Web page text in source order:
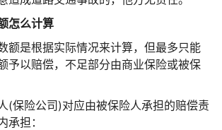
怎么计算
额是根据实际情况来计算，但最多只能
予以赔偿，不足部分由商业保险或被保
(保险公司)对应由被保险人承担的赔偿责
承担：